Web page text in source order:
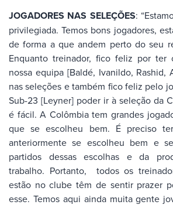
JOGADORES NAS SELEÇÕES:
privilegiada. Temos bons jogadores,
de forma a que andem perto do seu
Enquanto treinador, fico feliz por ter
nossa equipa [Baldé, Ivanildo, Rashid,
nas seleções e também fico feliz pelo
Sub-23 [Leyner] poder ir à seleção da
é fácil. A Colômbia tem grandes
que se escolheu bem. É preciso
anteriormente se escolheu bem e
partidos dessas escolhas e da
trabalho. Portanto, todos os
estão no clube têm de sentir prazer
esse. Temos aqui ainda muita gente